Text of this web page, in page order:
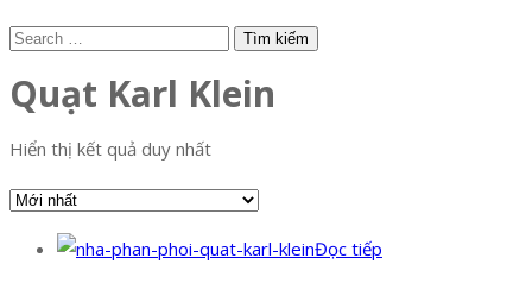
Quạt Karl Klein
Hiển thị kết quả duy nhất
Đọc tiếp